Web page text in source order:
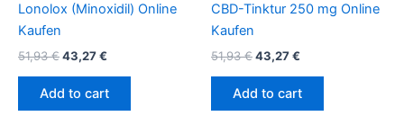
Lonolox (Minoxidil) Online
Kaufen
51,93€43,27€
Add to cart
CBD-Tinktur 250 mg Online
Kaufen
51,93€43,27€
Add to cart